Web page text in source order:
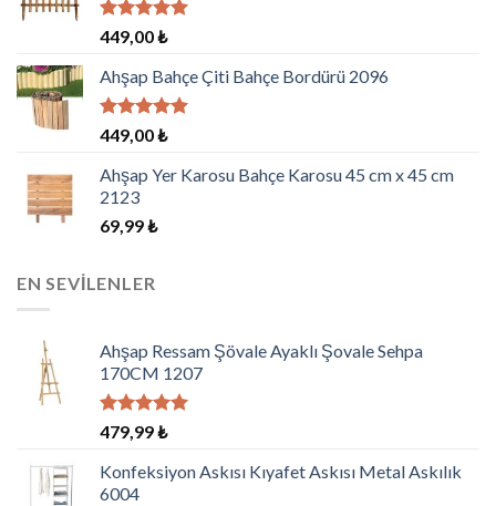
5 üzerinden
5.00oy
aldı
449,00₺
Ahşap Bahçe Çiti Bahçe Bordürü 2096
5 üzerinden
5.00oy
aldı
449,00₺
Ahşap Yer Karosu Bahçe Karosu 45 cm x 45 cm
2123
69,99₺
EN SEVILENLER
Ahşap Ressam Şövale Ayaklı Şovale Sehpa
170CM 1207
5 üzerinden
5.00oy
aldı
479,99₺
Konfeksiyon Askısı Kıyafet Askısı Metal Askılık
6004